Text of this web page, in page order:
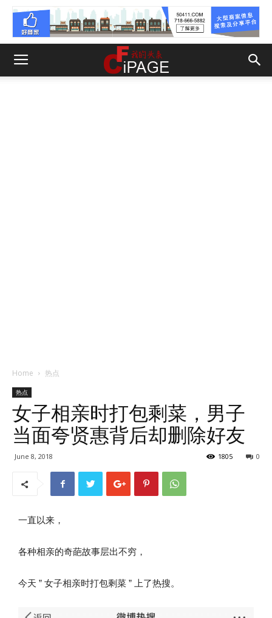
Home 热点
热点
女子相亲时打包剩菜，男子
当面夸贤惠背后却删除好友
June 8, 2018 0
1805
一直以来，
各种相亲的奇葩故事层出不穷，
今天 ” 女子相亲时打包剩菜 ” 上了热搜。